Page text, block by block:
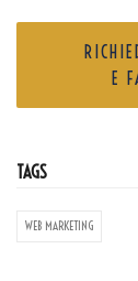
E
TAGS
WEB MARKETING